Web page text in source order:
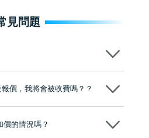
見問題
學校訓，各分院匯聚來自香港、內地的
」，是諾貝爾種植系統全球放心植牙中
區的顧客，受到粵港澳大灣區及周邊城
薦 珠海、深圳設有八大分院，香港亦設
問題都可以隨時預約免費咨詢，讓人十
價，我將會被收費嗎？？
價的情況嗎？